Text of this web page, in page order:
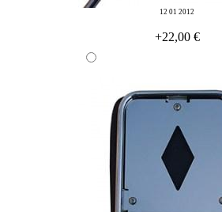
12 01 2012
+22,00 €